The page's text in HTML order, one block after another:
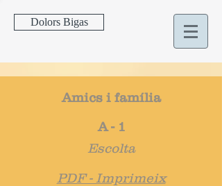
Dolors Bigas
Amics i família
A - 1
Escolta
PDF - Imprimeix